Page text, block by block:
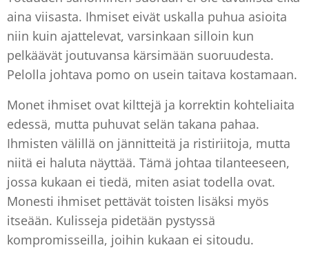
aina viisasta. Ihmiset eivät uskalla puhua asioita
niin kuin ajattelevat, varsinkaan silloin kun
pelkäävät joutuvansa kärsimään suoruudesta.
Pelolla johtava pomo on usein taitava kostamaan.
Monet ihmiset ovat kilttejä ja korrektin kohteliaita
edessä, mutta puhuvat selän takana pahaa.
Ihmisten välillä on jännitteitä ja ristiriitoja, mutta
niitä ei haluta näyttää. Tämä johtaa tilanteeseen,
jossa kukaan ei tiedä, miten asiat todella ovat.
Monesti ihmiset pettävät toisten lisäksi myös
itseään. Kulisseja pidetään pystyssä
kompromisseilla, joihin kukaan ei sitoudu.